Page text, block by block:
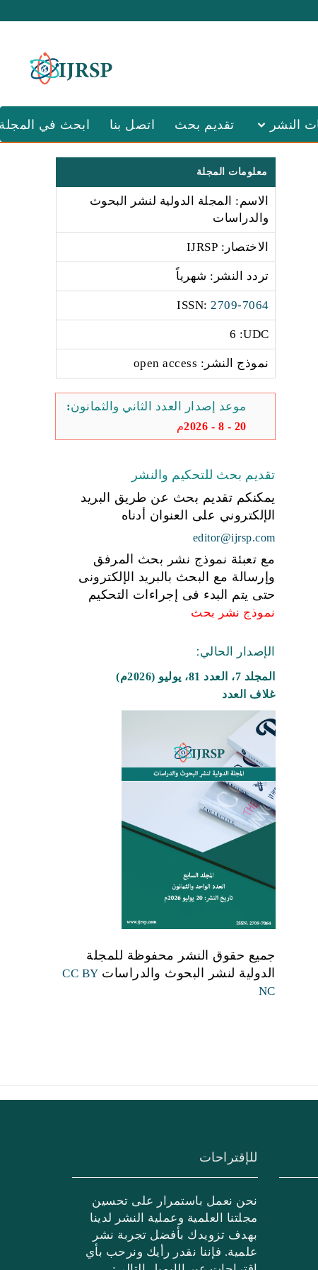
النشر تقديم بحث اتصل بنا ابحث في
معلومات المجلة
الاسم: المجلة الدولية لنشر البحوث
والدراسات
الاختصار: IJRSP
تردد النشر: شهرياً
2709-7064
:ISSN
6 :UDC
نموذج النشر: open access
موعد إصدار العدد الثاني والثمانون:
20 - 8 - 2026م
تقديم بحث للتحكيم والنشر
يمكنكم تقديم بحث عن طريق البريد
الإلكتروني على العنوان أدناه
editor@ijrsp.com
مع تعبئة نموذج نشر بحث المرفق
وإرسالة مع البحث بالبريد الإلكترونى
حتى يتم البدء فى إجراءات التحكيم
نموذج نشر بحث
الإصدار الحالي:
المجلد 7، العدد 81، يوليو (2026م)
غلاف العدد
جميع حقوق النشر محفوظة للمجلة
الدولية لنشر البحوث والدراساتCC BY
NC
للإقتراحات
نحن نعمل باستمرار على تحسين
مجلتنا العلمية وعملية النشر لدينا
بهدف تزويدك بأفضل تجربة نشر
علمية. فإننا نقدر رأيك ونرحب بأي